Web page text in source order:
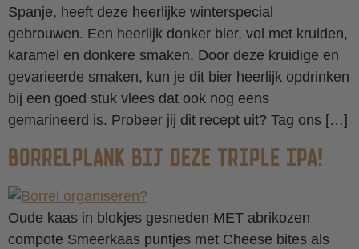
Spanje, heeft deze heerlijke winterspecial
gebrouwen. Een heerlijk donker bier, vol met kruiden,
karamel en donkere smaken. Door deze kruidige en
gevarieerde smaken, kun je dit bier heerlijk opdrinken
bij een goed stuk vlees dat ook nog eens
gemarineerd is. Probeer jij dit recept uit? Tag ons […]
BORRELPLANK BIJ DEZE TRIPLE IPA!
Oude kaas in blokjes gesneden MET abrikozen
compote Smeerkaas puntjes met Cheese bites als